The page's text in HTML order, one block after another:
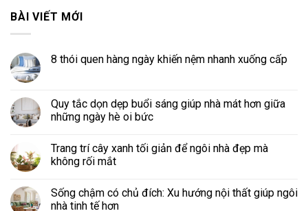
BÀI VIẾT MỚI
8 thói quen hàng ngày khiến nệm nhanh xuống cấp
Quy tắc dọn dẹp buổi sáng giúp nhà mát hơn giữa
những ngày hè oi bức
Trang trí cây xanh tối giản để ngôi nhà đẹp mà
không rối mắt
Sống chậm có chủ đích: Xu hướng nội thất giúp ngôi
nhà tinh tế hơn